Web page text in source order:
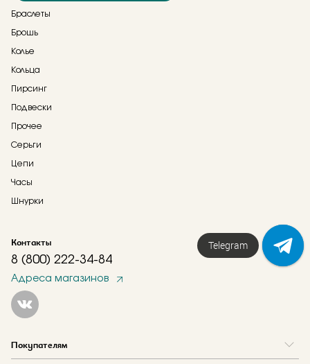
Браслеты
Брошь
Колье
Кольца
Пирсинг
Подвески
Прочее
Серьги
Цепи
Часы
Шнурки
Контакты
8 (800) 222-34-84
Адреса магазинов
Покупателям
Telegram Напишите нам!